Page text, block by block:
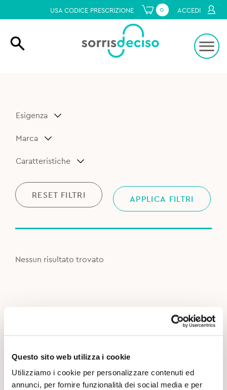
Questo sito web utilizza i cookie
Utilizziamo i cookie per personalizzare contenuti ed
annunci, per fornire funzionalità dei social media e per
USA CODICE PRESCRIZIONE 0 ACCEDI
Esigenza
Marca
Caratteristiche
RESET FILTRI APPLICA FILTRI
Nessun risultato trovato